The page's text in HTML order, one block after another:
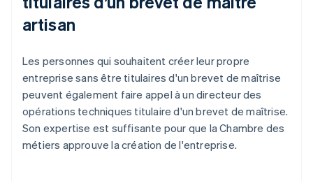
artisan
Les personnes qui souhaitent créer leur propre
entreprise sans être titulaires d'un brevet de maîtrise
peuvent également faire appel à un directeur des
opérations techniques titulaire d'un brevet de maîtrise.
Son expertise est suffisante pour que la Chambre des
métiers approuve la création de l'entreprise.